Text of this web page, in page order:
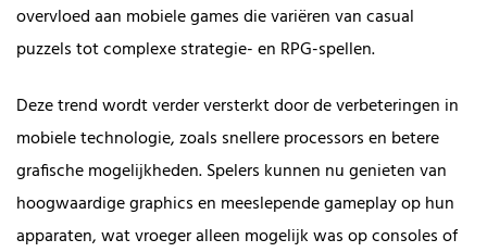
overvloed aan mobiele games die variëren van casual
puzzels tot complexe strategie- en RPG-spellen.
Deze trend wordt verder versterkt door de verbeteringen in
mobiele technologie, zoals snellere processors en betere
grafische mogelijkheden. Spelers kunnen nu genieten van
hoogwaardige graphics en meeslepende gameplay op hun
apparaten, wat vroeger alleen mogelijk was op consoles of